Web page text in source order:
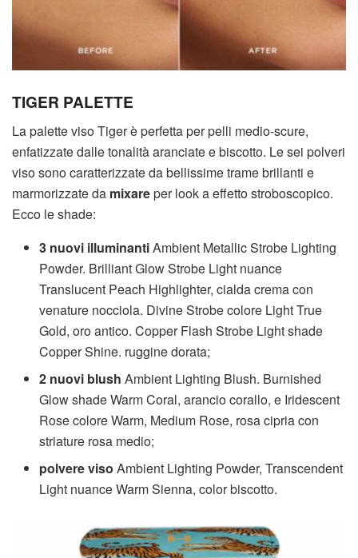
TIGER PALETTE
La palette viso Tiger è perfetta per pelli medio-scure,
enfatizzate dalle tonalità aranciate e biscotto. Le sei polveri
viso sono caratterizzate da bellissime trame brillanti e
marmorizzate da mixareper look a effetto stroboscopico.
Ecco le shade:
3 nuovi illuminantiAmbient Metallic Strobe Lighting
Powder. Brilliant Glow Strobe Light nuance
Translucent Peach Highlighter, cialda crema con
venature nocciola. Divine Strobe colore Light True
Gold, oro antico. Copper Flash Strobe Light shade
Copper Shine. ruggine dorata;
2 nuovi blush Ambient Lighting Blush. Burnished
Glow shade Warm Coral, arancio corallo, e Iridescent
Rose colore Warm, Medium Rose, rosa cipria con
striature rosa medio;
polvere viso Ambient Lighting Powder, Transcendent
Light nuance Warm Sienna, color biscotto.